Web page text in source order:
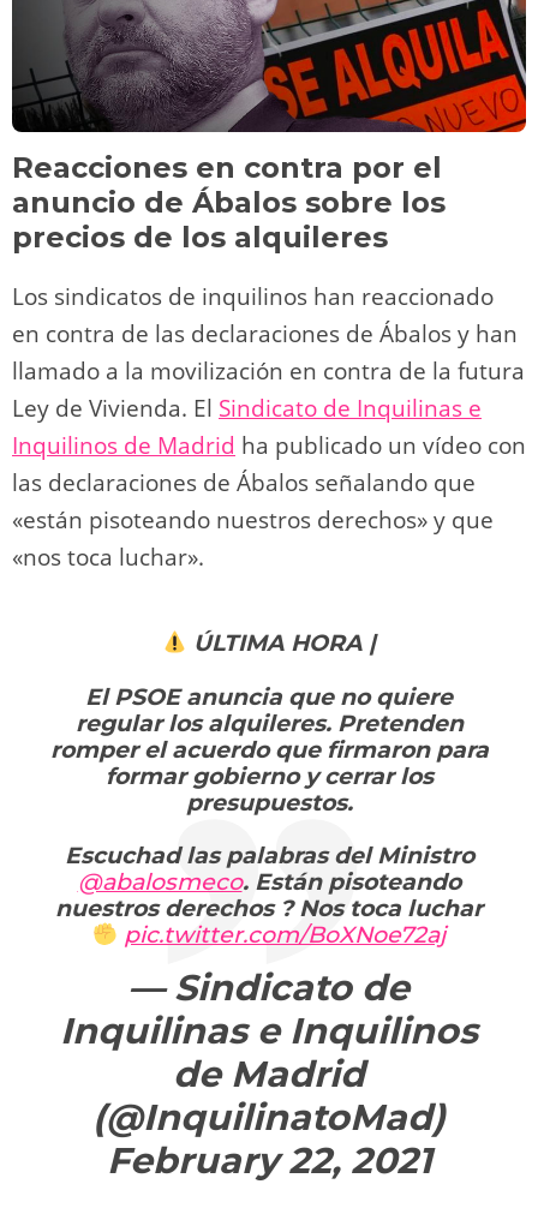
Reacciones en contra por el
anuncio de Ábalos sobre los
precios de los alquileres
Los sindicatos de inquilinos han reaccionado
en contra de las declaraciones de Ábalos y han
llamado a la movilización en contra de la futura
Ley de Vivienda. El Sindicato de Inquilinas e
Inquilinos de Madrid ha publicado un vídeo con
las declaraciones de Ábalos señalando que
«están pisoteando nuestros derechos» y que
«nos toca luchar».
ÚLTIMA HORA |
El PSOE anuncia que no quiere
regular los alquileres. Pretenden
romper el acuerdo que firmaron para
formar gobierno y cerrar los
presupuestos.
Escuchad las palabras del Ministro
@abalosmeco. Están pisoteando
nuestros derechos ? Nos toca luchar
pic.twitter.com/BoXNoe72aj
— Sindicato de
Inquilinas e Inquilinos
de Madrid
(@InquilinatoMad)
February 22, 2021